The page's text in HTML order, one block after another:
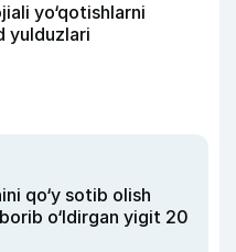
yo‘qotishlarni
yulduzlari
qo‘y sotib olish
o‘ldirgan yigit 20